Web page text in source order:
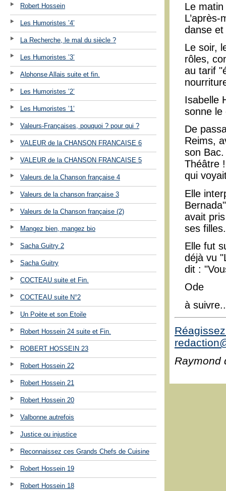
Robert Hossein
Les Humoristes ’4’
La Recherche, le mal du siècle ?
Les Humoristes ’3’
Alphonse Allais suite et fin.
Les Humoristes ’2’
Les Humoristes ’1’
Valeurs-Françaises, pouquoi ? pour qui ?
VALEUR de la CHANSON FRANCAISE 6
VALEUR de la CHANSON FRANCAISE 5
Valeurs de la Chanson française 4
Valeurs de la chanson française 3
Valeurs de la Chanson française (2)
Mangez bien, mangez bio
Sacha Guitry 2
Sacha Guitry
COCTEAU suite et Fin.
COCTEAU suite N°2
Un Poète et son Etoile
Robert Hossein 24 suite et Fin.
ROBERT HOSSEIN 23
Robert Hossein 22
Robert Hossein 21
Robert Hossein 20
Valbonne autrefois
Justice ou injustice
Reconnaissez ces Grands Chefs de Cuisine
Robert Hossein 19
Robert Hossein 18
Le
danse
Le soir,
rôles,
au tarif
Isabelle
sonne le
De
Reims,
son Bac.
Théâtre
qui
Elle
avait
ses filles.
Elle fut
déjà vu
dit :
Ode
à
Raymond